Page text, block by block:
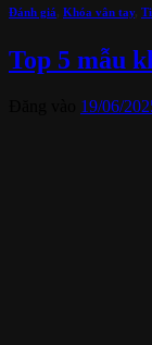
Đánh giá Khóa vân tay,
Top 5 mẫu
19/06/